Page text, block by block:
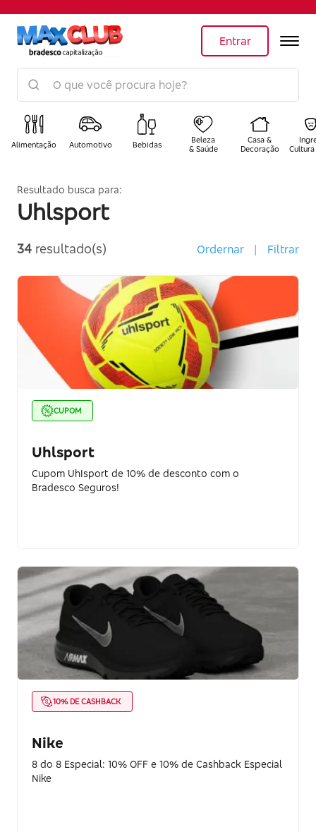
Entrar
Alimentação Automotivo Bebidas
Beleza
& Saúde
Casa &
Decoração
Resultado busca para:
Uhlsport
34 resultado(s) Ordernar | Filtrar
CUPOM
Uhlsport
Cupom UhIsport de 10% de desconto com o
Bradesco Seguros!
10% DE CASHBACK
Nike
8 do 8 Especial: 10% OFF e 10% de Cashback Especial
Nike